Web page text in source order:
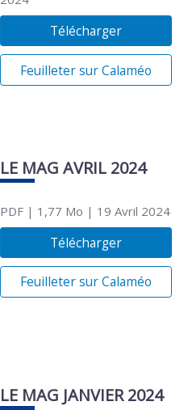
Télécharger
Feuilleter sur Calaméo
LE MAG AVRIL 2024
PDF| 1,77 Mo | 19 Avril 2024
Télécharger
Feuilleter sur Calaméo
LE MAG JANVIER 2024